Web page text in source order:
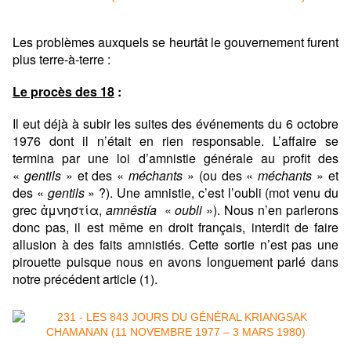
Les problèmes auxquels se heurtât le gouvernement furent
plus terre-à-terre :
Le procès des 18 :
Il eut déjà à subir les suites des événements du 6 octobre
1976 dont il n’était en rien responsable. L’affaire se
termina par une loi d’amnistie générale au profit des
« gentils » et des «méchants » (ou des «méchants » et
des « gentils » ?). Une amnistie, c’est l’oubli (mot venu du
grec ἀμνηστία, amnêstía« oubli »). Nous n’en parlerons
donc pas, il est même en droit français, interdit de faire
allusion à des faits amnistiés. Cette sortie n’est pas une
pirouette puisque nous en avons longuement parlé dans
notre précédent article (1).